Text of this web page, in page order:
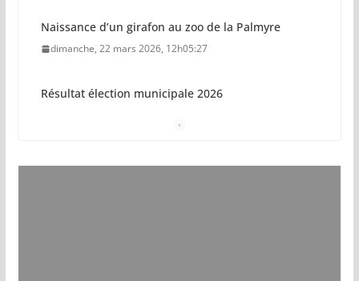
Naissance d’un girafon au zoo de la Palmyre
dimanche, 22 mars 2026, 12h05:27
Résultat élection municipale 2026